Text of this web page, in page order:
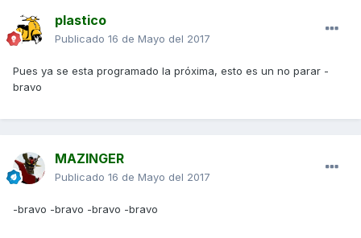
plastico
Publicado 16 de Mayo del 2017
Pues ya se esta programado la próxima, esto es un no parar -
bravo
MAZINGER
Publicado 16 de Mayo del 2017
-bravo -bravo -bravo -bravo